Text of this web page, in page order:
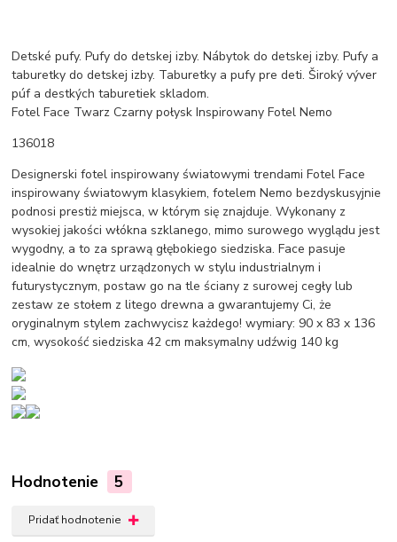
Detské pufy. Pufy do detskej izby. Nábytok do detskej izby. Pufy a
taburetky do detskej izby. Taburetky a pufy pre deti. Široký výver
púf a destkých taburetiek skladom.
Fotel Face Twarz Czarny połysk Inspirowany Fotel Nemo
136018
Designerski fotel inspirowany światowymi trendami Fotel Face
inspirowany światowym klasykiem, fotelem Nemo bezdyskusyjnie
podnosi prestiż miejsca, w którym się znajduje. Wykonany z
wysokiej jakości włókna szklanego, mimo surowego wyglądu jest
wygodny, a to za sprawą głębokiego siedziska. Face pasuje
idealnie do wnętrz urządzonych w stylu industrialnym i
futurystycznym, postaw go na tle ściany z surowej cegły lub
zestaw ze stołem z litego drewna a gwarantujemy Ci, że
oryginalnym stylem zachwycisz każdego! wymiary: 90 x 83 x 136
cm, wysokość siedziska 42 cm maksymalny udźwig 140 kg
Hodnotenie 5
Pridať hodnotenie